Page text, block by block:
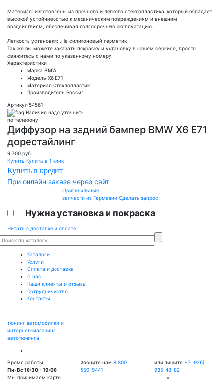
Материал: изготовлены из прочного и легкого стеклопластика, который обладает
высокой устойчивостью к механическим повреждениям и внешним
воздействиям, обеспечивая долгосрочную эксплуатацию.
Легкость установки: .На силиконовый герметик
Так же вы можете заказать покраску и установку в нашем сервисе, просто
свяжитесь с нами по указанному номеру.
Характеристики
Марка BMW
Модель X6 E71
Материал Стеклопластик
Производитель Россия
Артикул 54561
Наличие надо уточнить
по телефону
Диффузор на задний бампер BMW X6 E71
дорестайлинг
9 700 руб.
Купить Купить в 1 клик
Купить в кредит
При онлайн заказе через сайт
Оригинальные
запчасти из Германии Сделать запрос
Нужна установка и покраска
Читать о доставке и оплате
Каталоги
Услуги
Оплата и доставка
О нас
Наши клиенты и отзывы
Сотрудничество
Контакты
тюнинг автомобилей и
интернет-магазина
автотюнинга
Время работы:
Пн-Вс 10:30 - 19:00
Мы принимаем карты
Звоните нам 8 800
550-9441
или пишите +7 (926)
935-48-82